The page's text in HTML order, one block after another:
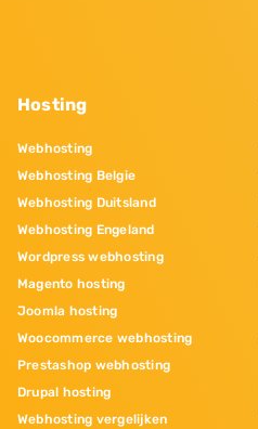
Hosting
Webhosting
Webhosting Belgie
Webhosting Duitsland
Webhosting Engeland
Wordpress webhosting
Magento hosting
Joomla hosting
Woocommerce webhosting
Prestashop webhosting
Drupal hosting
Webhosting vergelijken